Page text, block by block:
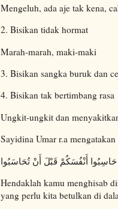
Mengeluh, ada aje tak kena,
2. Bisikan tidak hormat
Marah-marah, maki-maki
3. Bisikan sangka buruk dan
4. Bisikan tak bertimbang rasa
Ungkit-ungkit dan
Sayidina Umar r.a
أَنْفُسَكُمْ قَبْلَ أَنْ تُحَاسَبُوا
Hendaklah kamu menghisab
yang perlu kita betulkan di